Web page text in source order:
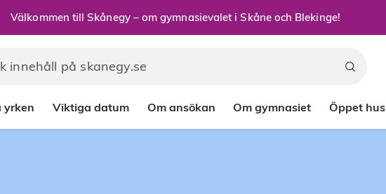
Välkommen till Skånegy – om gymnasievalet i Skåne och Blekinge!
yrken Viktiga datum Om ansökan Om gymnasiet Öppet hus